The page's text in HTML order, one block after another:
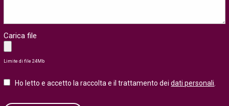
Carica file
Limite di file 24Mb
Ho letto e accetto la raccolta e il trattamento deidati personali